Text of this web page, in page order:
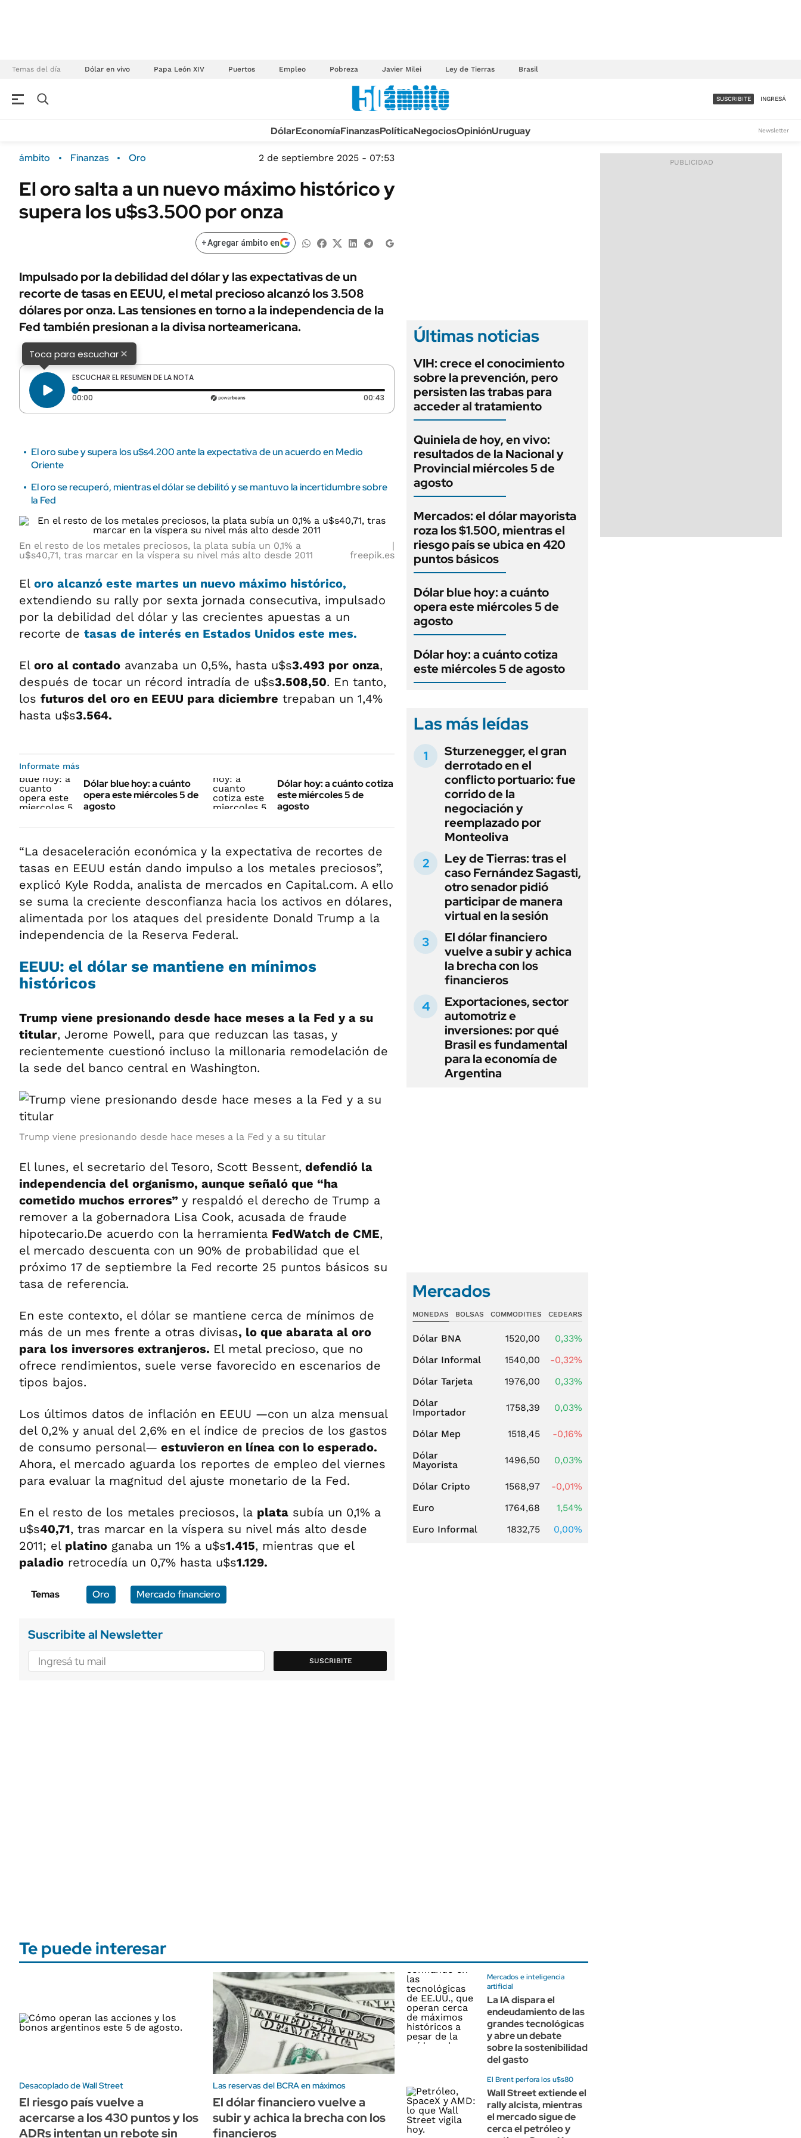
Temas del día Dólar en vivo Papa León XIV Puertos Empleo Pobreza Javier Milei Ley de Tierras Brasil
Campo
FINANZAS
ÁMBITO DEBATE
MEDIAKIT AMBITO DEBATE
Sustentabilidad
Seguros
ENERGY REPORT
POLÍTICA
URUGUAY
TECNOLOGÍA
MÉXICO
MUNDO
LIFESTYLE
AUTOS
ACCESO FULL - $1.800/MES
SUSCRIBITE INGRESÁ
DólarEconomíaFinanzasPolíticaNegociosOpiniónUruguay Newsletter
ámbito Finanzas Oro 2 de septiembre 2025 - 07:53
El oro salta a un nuevo máximo histórico y
supera los u$s3.500 por onza
+Agregar ámbito en
Impulsado por la debilidad del dólar y las expectativas de un
recorte de tasas en EEUU, el metal precioso alcanzó los 3.508
dólares por onza. Las tensiones en torno a la independencia de la
Fed también presionan a la divisa norteamericana.
Toca para escuchar×
ESCUCHAR EL RESUMEN DE LA NOTA
00:00 Tiempo transcurrido: 0 segundos 00:43 Duración: 43 segundos
El oro sube y supera los u$s4.200 ante la expectativa de un acuerdo en Medio
Oriente
El oro se recuperó, mientras el dólar se debilitó y se mantuvo la incertidumbre sobre
la Fed
En el resto de los metales preciosos, la plata subía un 0,1% a
u$s40,71, tras marcar en la víspera su nivel más alto desde 2011
freepik.es
El oro alcanzó este martes un nuevo máximo histórico,
extendiendo su rally por sexta jornada consecutiva, impulsado
por la debilidad del dólar y las crecientes apuestas a un
recorte de tasas de interés en Estados Unidos este mes.
El oro al contado avanzaba un 0,5%, hasta u$s3.493 por onza,
después de tocar un récord intradía de u$s3.508,50. En tanto,
los futuros del oro en EEUU para diciembre trepaban un 1,4%
hasta u$s3.564.
Informate más
Dólar blue hoy: a cuánto
opera este miércoles 5 de
agosto
Dólar hoy: a cuánto cotiza
este miércoles 5 de
agosto
“La desaceleración económica y la expectativa de recortes de
tasas en EEUU están dando impulso a los metales preciosos”,
explicó Kyle Rodda, analista de mercados en Capital.com. A ello
se suma la creciente desconfianza hacia los activos en dólares,
alimentada por los ataques del presidente Donald Trump a la
independencia de la Reserva Federal.
EEUU: el dólar se mantiene en mínimos
históricos
Trump viene presionando desde hace meses a la Fed y a su
titular, Jerome Powell, para que reduzcan las tasas, y
recientemente cuestionó incluso la millonaria remodelación de
la sede del banco central en Washington.
Trump viene presionando desde hace meses a la Fed y a su titular
El lunes, el secretario del Tesoro, Scott Bessent, defendió la
independencia del organismo, aunque señaló que “ha
cometido muchos errores” y respaldó el derecho de Trump a
remover a la gobernadora Lisa Cook, acusada de fraude
hipotecario.De acuerdo con la herramienta FedWatch de CME,
el mercado descuenta con un 90% de probabilidad que el
próximo 17 de septiembre la Fed recorte 25 puntos básicos su
tasa de referencia.
En este contexto, el dólar se mantiene cerca de mínimos de
más de un mes frente a otras divisas, lo que abarata al oro
para los inversores extranjeros. El metal precioso, que no
ofrece rendimientos, suele verse favorecido en escenarios de
tipos bajos.
Los últimos datos de inflación en EEUU —con un alza mensual
del 0,2% y anual del 2,6% en el índice de precios de los gastos
de consumo personal— estuvieron en línea con lo esperado.
Ahora, el mercado aguarda los reportes de empleo del viernes
para evaluar la magnitud del ajuste monetario de la Fed.
En el resto de los metales preciosos, la plata subía un 0,1% a
u$s40,71, tras marcar en la víspera su nivel más alto desde
2011; el platino ganaba un 1% a u$s1.415, mientras que el
paladio retrocedía un 0,7% hasta u$s1.129.
Temas Oro Mercado financiero
Suscribite al Newsletter
SUSCRIBITE
Últimas noticias
VIH: crece el conocimiento
sobre la prevención, pero
persisten las trabas para
acceder al tratamiento
Quiniela de hoy, en vivo:
resultados de la Nacional y
Provincial miércoles 5 de
agosto
Mercados: el dólar mayorista
roza los $1.500, mientras el
riesgo país se ubica en 420
puntos básicos
Dólar blue hoy: a cuánto
opera este miércoles 5 de
agosto
Dólar hoy: a cuánto cotiza
este miércoles 5 de agosto
Las más leídas
Sturzenegger, el gran
derrotado en el
conflicto portuario: fue
corrido de la
negociación y
reemplazado por
Monteoliva
Ley de Tierras: tras el
caso Fernández Sagasti,
otro senador pidió
participar de manera
virtual en la sesión
El dólar financiero
vuelve a subir y achica
la brecha con los
financieros
Exportaciones, sector
automotriz e
inversiones: por qué
Brasil es fundamental
para la economía de
Argentina
Mercados
MONEDAS BOLSAS COMMODITIES CEDEARS
Dólar BNA 1520,00
0,33%
Dólar Informal
1540,00
-0,32%
Dólar Tarjeta
1976,00
0,33%
Dólar
Importador
1758,39 0,03%
Dólar Mep 1518,45
-0,16%
Dólar
Mayorista
1496,50 0,03%
Dólar Cripto 1568,97
-0,01%
Euro
1764,68
1,54%
Euro Informal
1832,75 0,00%
Te puede interesar
Desacoplado de Wall Street
El riesgo país vuelve a
acercarse a los 430 puntos y los
ADRs intentan un rebote sin
Las reservas del BCRA en máximos
El dólar financiero vuelve a
subir y achica la brecha con los
financieros
Mercados e inteligencia
artificial
La IA dispara el
endeudamiento de las
grandes tecnológicas
y abre un debate
sobre la sostenibilidad
del gasto
El Brent perfora los u$s80
Wall Street extiende el
rally alcista, mientras
el mercado sigue de
cerca el petróleo y